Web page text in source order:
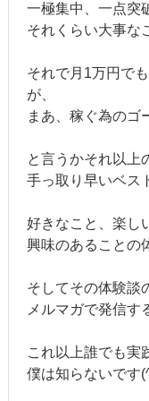
一極集中、一点突
それくらい大事な
それで月1万円で
が、
まあ、稼ぐ為のゴ
と言うかそれ以上
手っ取り早いベス
好きなこと、楽し
興味のあることの
そしてその体験談
メルマガで発信す
これ以上誰でも実
僕は知らないです